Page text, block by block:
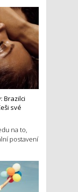
Brazilci
své
na to,
postavení